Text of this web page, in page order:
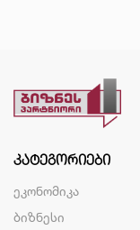
ᲙᲐᲢᲔᲒᲝᲠᲘᲔᲑᲘ
ეკონომიკა
ბიზნესი